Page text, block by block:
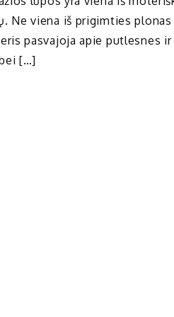
Ne viena iš prigimties plonas
pasvajoja apie putlesnes ir
[…]